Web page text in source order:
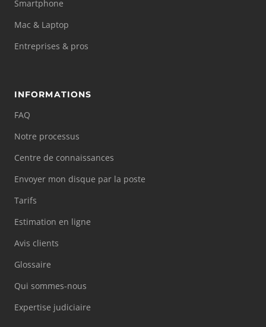
Smartphone
Mac & Laptop
Entreprises & pros
INFORMATIONS
FAQ
Notre processus
Centre de connaissances
Envoyer mon disque par la poste
Tarifs
Estimation en ligne
Avis clients
Glossaire
Qui sommes-nous
Expertise judiciaire